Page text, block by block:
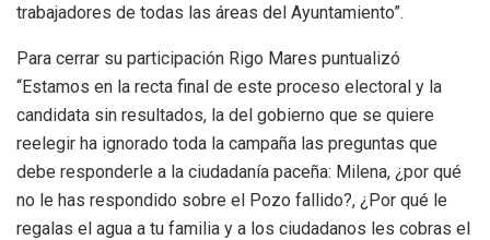
trabajadores de todas las áreas del Ayuntamiento”.
Para cerrar su participación Rigo Mares puntualizó
“Estamos en la recta final de este proceso electoral y la
candidata sin resultados, la del gobierno que se quiere
reelegir ha ignorado toda la campaña las preguntas que
debe responderle a la ciudadanía paceña: Milena, ¿por qué
no le has respondido sobre el Pozo fallido?, ¿Por qué le
regalas el agua a tu familia y a los ciudadanos les cobras el